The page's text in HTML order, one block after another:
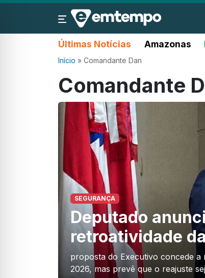
Últimas Notícias Amazonas
Início » Comandante Dan
Comandante
SEGURANÇA
Deputado
retroatividade
proposta do Executivo concede
2026, mas prevê que o reajuste